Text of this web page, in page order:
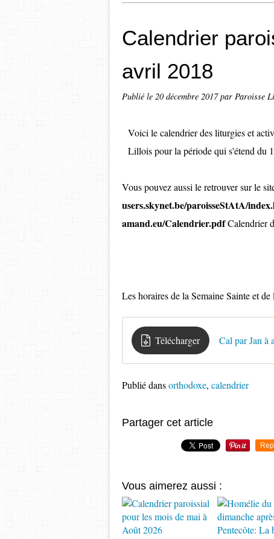
Calendrier
avril 2018
Publié le 20 décembre 2017par Paroisse
Voici le calendrier des liturgies et
Lillois pour la période qui s'étend du
Vous pouvez aussi le retrouver sur le
users.skynet.be/paroisseStAtA/
amand.eu/Calendrier.pdfCalendrier
Les horaires de la Semaine Sainte et
Télécharger Cal par Jan à
Publié dansorthodoxe, calendrier
Partager cet article
Vous aimerez aussi :